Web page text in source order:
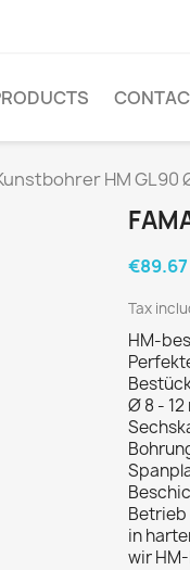
HM GL90
€89.67
Tax
HM-
Ø 8 -
in
wir